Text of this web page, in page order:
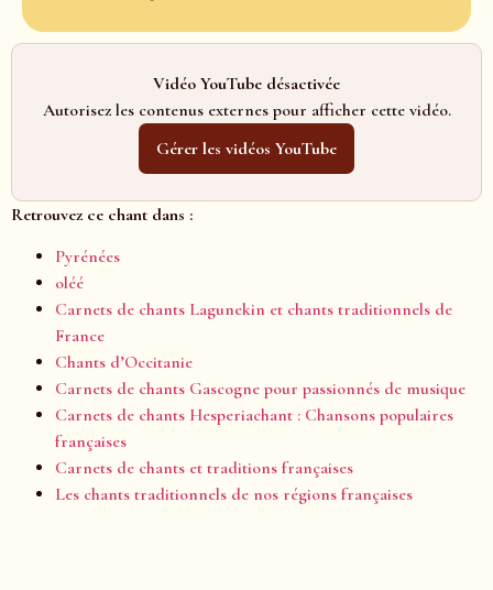
Vidéo YouTube désactivée
Autorisez les contenus externes pour afficher cette vidéo.
Gérer les vidéos YouTube
Retrouvez ce chant dans :
Pyrénées
oléé
Carnets de chants Lagunekin et chants traditionnels de
France
Chants d’Occitanie
Carnets de chants Gascogne pour passionnés de musique
Carnets de chants Hesperiachant : Chansons populaires
françaises
Carnets de chants et traditions françaises
Les chants traditionnels de nos régions françaises